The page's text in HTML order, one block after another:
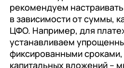
рекомендуем
в зависимости от суммы,
ЦФО. Например, для
устанавливаем
фиксированными
капитальных вложений –